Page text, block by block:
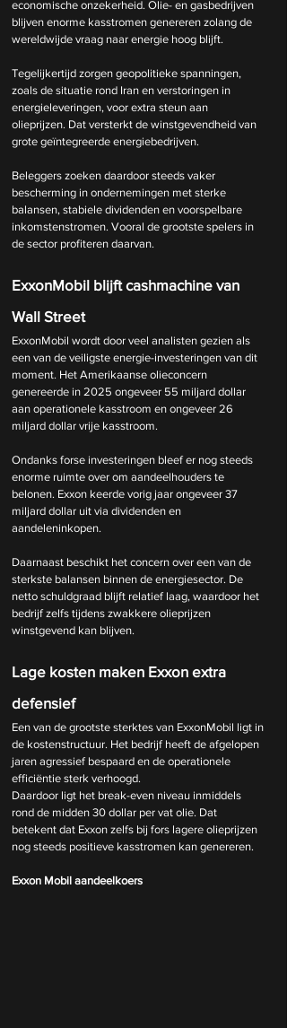
economische onzekerheid. Olie- en gasbedrijven
blijven enorme kasstromen genereren zolang de
wereldwijde vraag naar energie hoog blijft.
Tegelijkertijd zorgen geopolitieke spanningen,
zoals de situatie rond Iran en verstoringen in
energieleveringen, voor extra steun aan
olieprijzen. Dat versterkt de winstgevendheid van
grote geïntegreerde energiebedrijven.
Beleggers zoeken daardoor steeds vaker
bescherming in ondernemingen met sterke
balansen, stabiele dividenden en voorspelbare
inkomstenstromen. Vooral de grootste spelers in
de sector profiteren daarvan.
ExxonMobil blijft cashmachine van
Wall Street
ExxonMobil wordt door veel analisten gezien als
een van de veiligste energie-investeringen van dit
moment. Het Amerikaanse olieconcern
genereerde in 2025 ongeveer 55 miljard dollar
aan operationele kasstroom en ongeveer 26
miljard dollar vrije kasstroom.
Ondanks forse investeringen bleef er nog steeds
enorme ruimte over om aandeelhouders te
belonen. Exxon keerde vorig jaar ongeveer 37
miljard dollar uit via dividenden en
aandeleninkopen.
Daarnaast beschikt het concern over een van de
sterkste balansen binnen de energiesector. De
netto schuldgraad blijft relatief laag, waardoor het
bedrijf zelfs tijdens zwakkere olieprijzen
winstgevend kan blijven.
Lage kosten maken Exxon extra
defensief
Een van de grootste sterktes van ExxonMobil ligt in
de kostenstructuur. Het bedrijf heeft de afgelopen
jaren agressief bespaard en de operationele
efficiëntie sterk verhoogd.
Daardoor ligt het break-even niveau inmiddels
rond de midden 30 dollar per vat olie. Dat
betekent dat Exxon zelfs bij fors lagere olieprijzen
nog steeds positieve kasstromen kan genereren.
Exxon Mobil aandeelkoers